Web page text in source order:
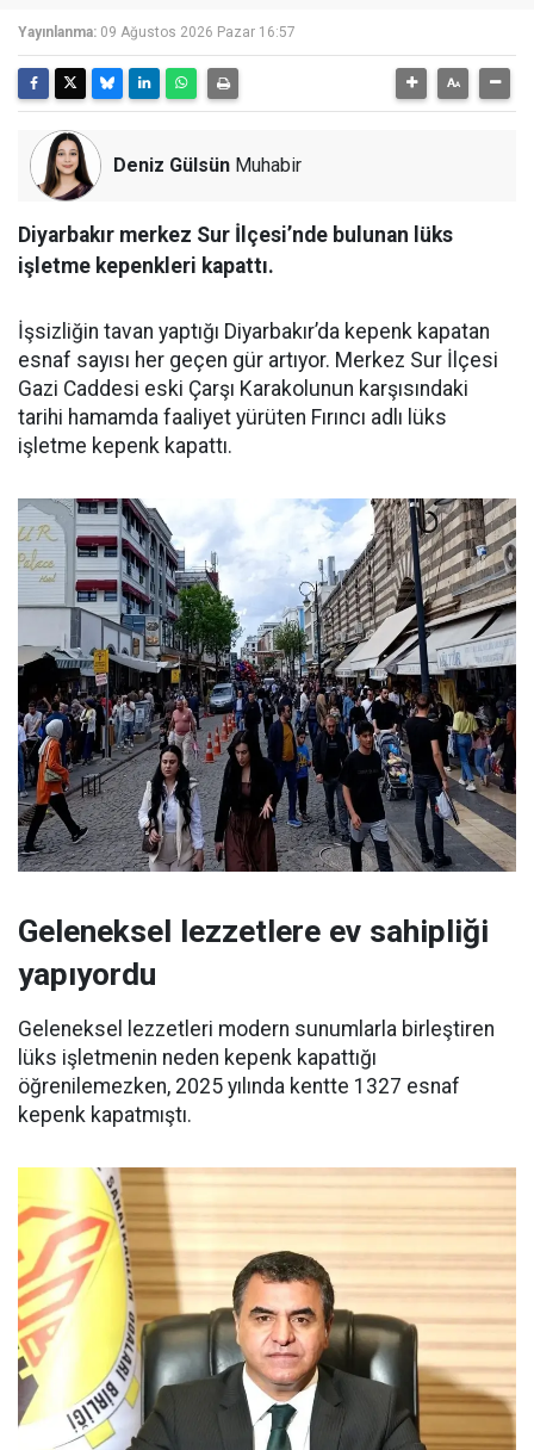
Yayınlanma: 09 Ağustos 2026 Pazar 16:57
Deniz Gülsün Muhabir
Diyarbakır merkez Sur İlçesi’nde bulunan lüks
işletme kepenkleri kapattı.
İşsizliğin tavan yaptığı Diyarbakır’da kepenk kapatan
esnaf sayısı her geçen gür artıyor. Merkez Sur İlçesi
Gazi Caddesi eski Çarşı Karakolunun karşısındaki
tarihi hamamda faaliyet yürüten Fırıncı adlı lüks
işletme kepenk kapattı.
Geleneksel lezzetlere ev sahipliği
yapıyordu
Geleneksel lezzetleri modern sunumlarla birleştiren
lüks işletmenin neden kepenk kapattığı
öğrenilemezken, 2025 yılında kentte 1327 esnaf
kepenk kapatmıştı.